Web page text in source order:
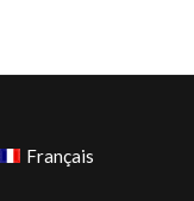
Français